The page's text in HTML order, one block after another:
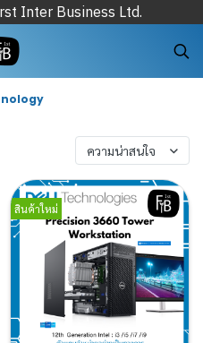
Inter Business Ltd.
ความน่าสนใจ
สินค้าใหม่